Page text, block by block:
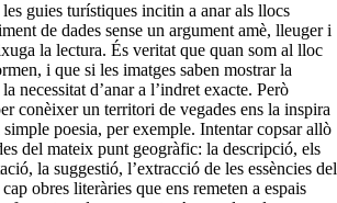
guies turístiques incitin a anar als llocs
de dades sense un argument amè, lleuger i
la lectura. És veritat que quan som al lloc
i que si les imatges saben mostrar la
necessitat d’anar a l’indret exacte. Però
conèixer un territori de vegades ens la inspira
poesia, per exemple. Intentar copsar allò
del mateix punt geogràfic: la descripció, els
la suggestió, l’extracció de les essències del
obres literàries que ens remeten a espais